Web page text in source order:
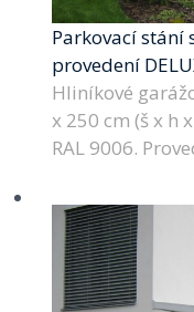
Parkovací stání
provedení
Hliníkové
x 250 cm (š x h
RAL 9006.